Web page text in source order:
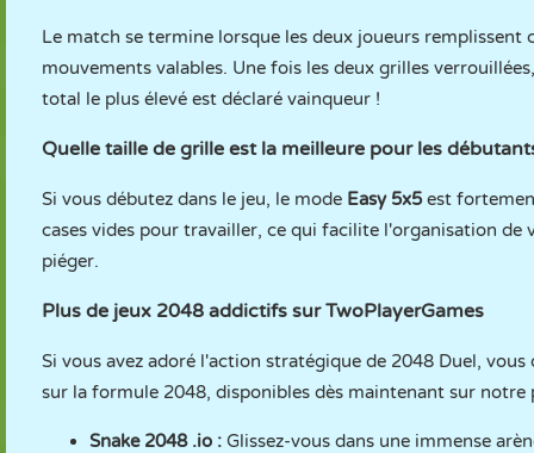
Le match se termine lorsque les deux joueurs
mouvements valables. Une fois les deux grilles
total le plus élevé est déclaré vainqueur !
Quelle taille de grille est la meilleure pour les
Si vous débutez dans le jeu, le mode Easy 5x5est
cases vides pour travailler, ce qui facilite l'organisation
piéger.
Plus de jeux 2048 addictifs sur TwoPlayerGames
Si vous avez adoré l'action stratégique de 2048 Duel,
sur la formule 2048, disponibles dès maintenant sur notre
Snake 2048 .io : Glissez-vous dans une immense